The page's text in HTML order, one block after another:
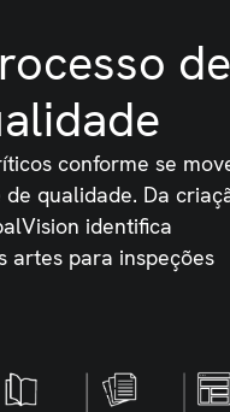
de
conforme se
qualidade. Da
identifica
artes para inspeções